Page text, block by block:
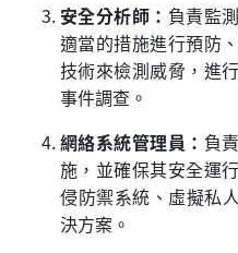
安全分析師： 負責監
適當的措施進行預防
技術來檢測威脅，進
事件調查。
網絡系統管理員： 負
施，並確保其安全運
侵防禦系統、虛擬私
決方案。